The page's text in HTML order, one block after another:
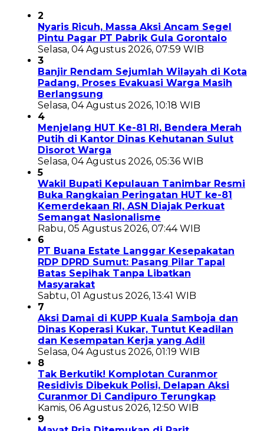
2
Nyaris Ricuh, Massa Aksi Ancam Segel
Pintu Pagar PT Pabrik Gula Gorontalo
Selasa, 04 Agustus 2026, 07:59 WIB
3
Banjir Rendam Sejumlah Wilayah di Kota
Padang, Proses Evakuasi Warga Masih
Berlangsung
Selasa, 04 Agustus 2026, 10:18 WIB
4
Menjelang HUT Ke-81 RI, Bendera Merah
Putih di Kantor Dinas Kehutanan Sulut
Disorot Warga
Selasa, 04 Agustus 2026, 05:36 WIB
5
Wakil Bupati Kepulauan Tanimbar Resmi
Buka Rangkaian Peringatan HUT ke-81
Kemerdekaan RI, ASN Diajak Perkuat
Semangat Nasionalisme
Rabu, 05 Agustus 2026, 07:44 WIB
6
PT Buana Estate Langgar Kesepakatan
RDP DPRD Sumut: Pasang Pilar Tapal
Batas Sepihak Tanpa Libatkan
Masyarakat
Sabtu, 01 Agustus 2026, 13:41 WIB
7
Aksi Damai di KUPP Kuala Samboja dan
Dinas Koperasi Kukar, Tuntut Keadilan
dan Kesempatan Kerja yang Adil
Selasa, 04 Agustus 2026, 01:19 WIB
8
Tak Berkutik! Komplotan Curanmor
Residivis Dibekuk Polisi, Delapan Aksi
Curanmor Di Candipuro Terungkap
Kamis, 06 Agustus 2026, 12:50 WIB
9